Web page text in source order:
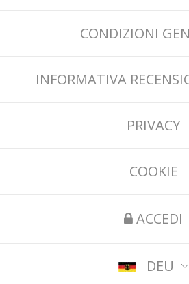
CONDIZIONI
INFORMATIVA
PRIVACY
COOKIE
ACCEDI
DEU